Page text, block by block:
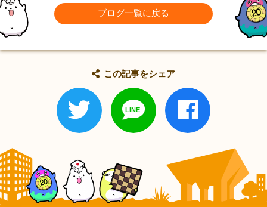
ブログ一覧に戻る
この記事をシェア